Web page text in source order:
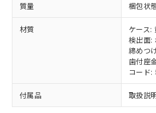
質量 梱包状
材質
ケース:
検出面:
締めつ
歯付座
コード:
付属品 取扱説
販売ネットワ
在庫状況および標準
事前の承諾なく第三
示しないようお願い
マイパーツ機能（部
ビス）をご利用いた
メンバーズにご登録
図的な使用がないことを確認して
部品在庫の切り替え状況
月が前後することがありま
※2 環境保護使用期限
「ｅ」：有害物質（10物
準値以下であることを示し
「10」：通常の使用状況
質が外部に漏えいし、環
及ぼさない年数を意味しま
「－」：未確認です。当社
武器並びにこれらの
使用いたしません。
当社は、貴社製品を
場合は、上記1、2お
該第三者に通知しま
販売先および販売に
法に輸出するおそれ
り引きをいたしませ
いては、お客様
たはお客様担当
機器販売店・当
認ください)
受注生産機種、
情報を公開してい